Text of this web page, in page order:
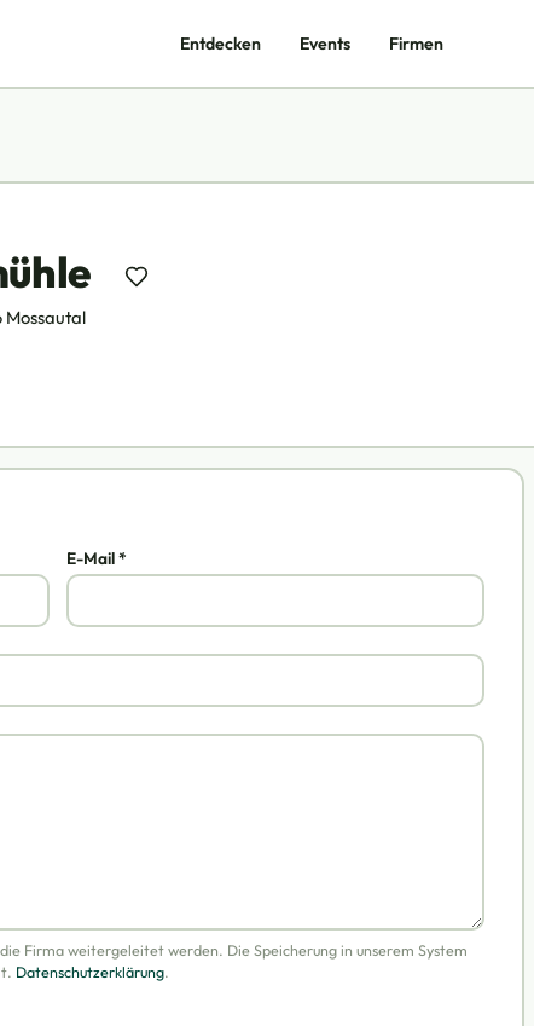
Entdecken Events Firmen
Mossautal
E-Mail *
Firma weitergeleitet werden. Die Speicherung in unserem System
Datenschutzerklärung.